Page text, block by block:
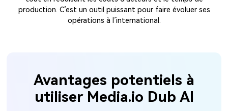
production. C’est un outil puissant pour faire évoluer ses
opérations à l’international.
Avantages potentiels à
utiliser Media.io Dub AI